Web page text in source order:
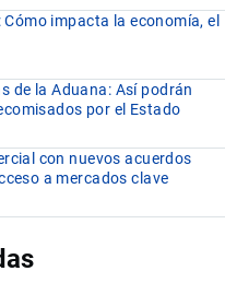
impacta la economía, el
de la Aduana: Así podrán
por el Estado
con nuevos acuerdos
a mercados clave